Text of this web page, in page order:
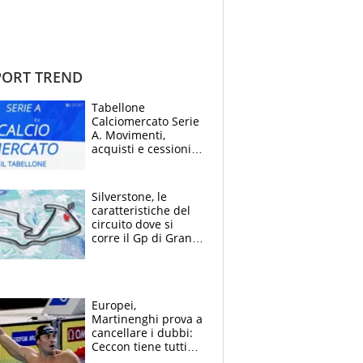
TREND
Tabellone
Calciomercato Serie
A. Movimenti,
acquisti e cessioni:
Silverstone, le
caratteristiche del
circuito dove si
corre il Gp di Gran
Europei,
Martinenghi prova a
cancellare i dubbi:
Ceccon tiene tutti